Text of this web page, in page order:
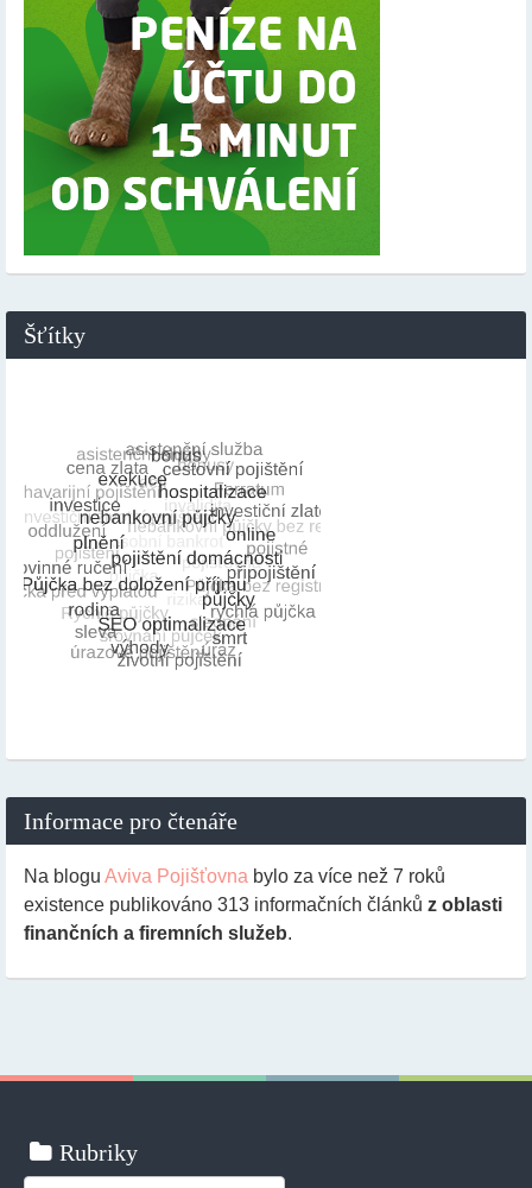
Šťítky
Informace pro čtenáře
Na blogu Aviva Pojišťovna bylo za více než 7 roků
existence publikováno 313 informačních článků z oblasti
finančních a firemních služeb.
Rubriky